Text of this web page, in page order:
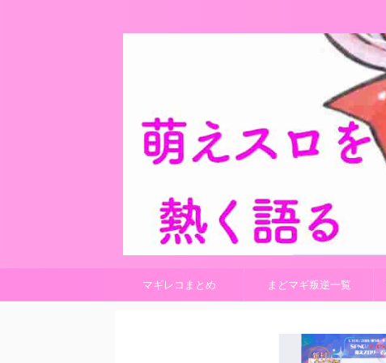
マギレコまとめ まどマギ叛逆一覧